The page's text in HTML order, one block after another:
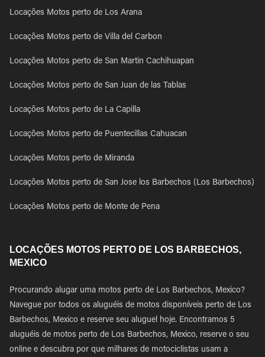
Locações Motos perto de Los Arana
Locações Motos perto de Villa del Carbon
Locações Motos perto de San Martin Cachihuapan
Locações Motos perto de San Juan de las Tablas
Locações Motos perto de La Capilla
Locações Motos perto de Puentecillas Cahuacan
Locações Motos perto de Miranda
Locações Motos perto de San Jose los Barbechos (Los Barbechos)
Locações Motos perto de Monte de Pena
LOCAÇÕES MOTOS PERTO DE LOS BARBECHOS,
MEXICO
Procurando alugar uma motos perto de Los Barbechos, Mexico?
Navegue por todos os aluguéis de motos disponíveis perto de Los
Barbechos, Mexico e reserve seu aluguel hoje. Encontramos 5
aluguéis de motos perto de Los Barbechos, Mexico, reserve o seu
online e descubra por que milhares de motociclistas usam a